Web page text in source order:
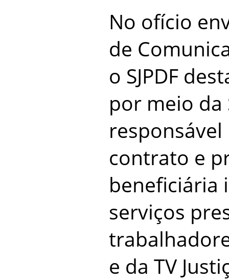
No ofício
de
o SJPDF
por meio da
contrato e
beneficiária
serviços
e da TV